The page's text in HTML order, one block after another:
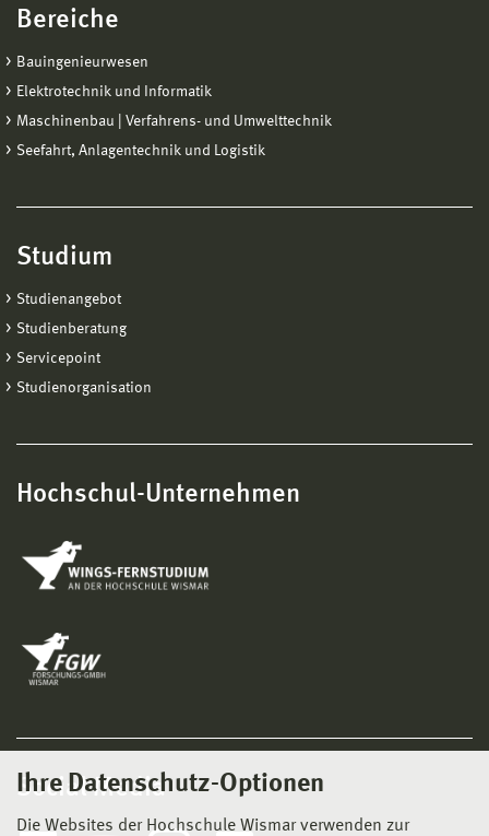
Ihre Datenschutz-Optionen
Die Websites der Hochschule Wismar verwenden zur
Bereiche
Bauingenieurwesen
Elektrotechnik und Informatik
Maschinenbau | Verfahrens- und Umwelttechnik
Seefahrt, Anlagentechnik und Logistik
Studium
Studienangebot
Studienberatung
Servicepoint
Studienorganisation
Hochschul-Unternehmen
Social Media